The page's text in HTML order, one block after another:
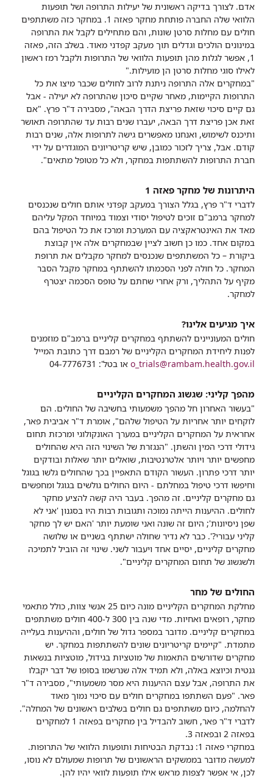
אדם. לצורך בדיקה ראשונית של יעילות התרופה ושל תופעות
הלוואי שלה החברה פותחת מחקר פאזה 1. במחקר כזה משתתפים
חולים עם מחלות סרטן שונות, והם מתחילים לקבל את התרופה
במינונים הולכים וגדלים תוך מעקב קפדני מאוד. בשלב הזה, פאזה
1, אפשר לגלות מהן תופעות הלוואי של התרופות ולקבל רמז ראשון
לאילו סוגי מחלות סרטן הן מועילות."
"במחקרים אלה התרופה ניתנת לרוב לחולים שכבר מיצו את כל
התרופות הקיימות, מאחר שקיים סיכון שהתרופה לא יעילה - אבל
גם קיים סיכוי שזאת פריצת הדרך הבאה", מסבירה ד"ר פרץ. "אם
זאת אכן פריצת דרך הבאה, יעברו שנים רבות עד שהתרופה תאושר
ותיכנס לשימוש, ואנחנו מאפשרים גישה לתרופות אלה, שנים רבות
קודם. אבל, צריך לזכור כמובן, שיש קריטריונים המוגדרים על ידי
חברת התרופות להשתתפות במחקר, ולא כל מטופל מתאים".
היתרונות של מחקר פאזה 1
לדברי ד"ר פרץ, בגלל הצורך במעקב קפדני אותם חולים שנכנסים
למחקר ברמב"ם זוכים לטיפול יסודי וצמוד במיוחד המקל עליהם
מאד את האינטראקציה עם המערכת ומרכז את כל הטיפול בהם
במקום אחד. כמו כן חשוב לציין שבמחקרים אלה אין קבוצת
ביקורת – כל המשתתפים שנכנסים למחקר מקבלים את תרופת
המחקר. כל חולה לפני הסכמתו להשתתף במחקר מקבל הסבר
מקיף על התהליך, ורק אחרי שחתם על טופס הסכמה יצטרף
למחקר.
איך מגיעים אלינו?
חולים המעוניינים להשתתף במחקרים קליניים ברמב"ם מוזמנים
לפנות ליחידת המחקרים הקליניים של רמבם דרך כתובת המייל
o_trials@rambam.health.gov.il או בטל': 04-7776731
מהפך קליני: שגשוג המחקרים הקליניים
"בעשור האחרון חל מהפך משמעותי בחשיבה של החולים. הם
לוקחים יותר אחריות על הטיפול שלהם", אומרת ד"ר אביבית פאר,
אחראית על המחקרים הקליניים במערך האונקולוגי ומרכזת תחום
גידולי דרכי המין והשתן. "הנגזרת של השינוי הזה היא שהחולים
מחפשים יותר ויותר אלטרנטיבות, שואלים יותר שאלות ובודקים
יותר דרכי פתרון. העשור הקודם התאפיין בכך שהחולים גלשו בגוגל
וחיפשו דרכי טיפול במחלתם - היום החולים גולשים בגוגל ומחפשים
גם מחקרים קליניים. זה מהפך. בעבר היה קשה להציע מחקר
לחולים. ההיענות הייתה נמוכה ותגובות רבות היו בסגנון 'אני לא
שפן ניסיונות'; היום זה שונה ואני שומעת יותר 'האם יש לך מחקר
קליני עבורי?'. כבר לא נדיר שחולה ישתתף בשניים או שלושה
מחקרים קליניים, יסיים אחד ויעבור לשני. שינוי זה הוביל לתמיכה
ולשגשוג של תחום המחקרים קליניים".
החולים של מחר
מחלקת המחקרים הקליניים מונה כיום 25 אנשי צוות, כולל מתאמי
מחקר, רופאים ואחיות. מדי שנה בין 300 ל-400 חולים משתתפים
במחקרים קליניים. מדובר במספר גדול של חולים, וההיענות בעלייה
מתמדת. "קיימים קריטריונים שונים להשתתפות במחקר. יש
מחקרים שדורשים התאמות של מוטציות בגידול, מוטציות בנשאות
גנטית וכיוצא באלה, ולא תמיד אלה שנרשמו בסופו של דבר יקבלו
את התרופה, אבל עצם ההיענות היא מסר משמעותי", מסבירה ד"ר
פאר. "פעם השתתפו במחקרים חולים עם סיכוי נמוך מאוד
להחלמה, כיום משתתפים גם חולים בשלבים ראשונים של המחלה".
לדברי ד"ר פאר, חשוב להבדיל בין מחקרים בפאזה 1 למחקרים
בפאזה 2 ובפאזה 3.
במחקרי פאזה 1: נבדקת הבטיחות ותופעות הלוואי של התרופות.
למעשה מדובר בממשקים הראשונים של תרופות שמעולם לא נוסו,
לכן, אי אפשר לצפות מראש אילו תופעות לוואי יהיו להן.